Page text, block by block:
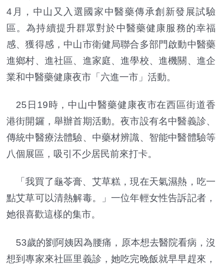
4月，中山又入選國家中醫藥傳承創新發展試驗
區。為持續提升群眾對於中醫藥健康服務的幸福
感、獲得感，中山市衛健局聯合多部門啟動中醫藥
進鄉村、進社區、進家庭、進學校、進機關、進企
業和中醫藥健康夜市「六進一市」活動。
25日19時，中山中醫藥健康夜市在西區街道香
港街開鑼，舉辦首期活動。夜市設有名中醫義診、
傳統中醫療法體驗、中藥材辨識、智能中醫體驗等
八個展區，吸引不少居民前來打卡。
「我買了龜苓膏、艾草糕，現在天氣濕熱，吃一
點艾草可以清熱解毒。」一位年輕女性告訴記者，
她很喜歡這樣的集市。
53歲的劉阿姨因為腰痛，原本想去醫院看病，沒
想到專家來社區里義診，她吃完晚飯就早早趕來，